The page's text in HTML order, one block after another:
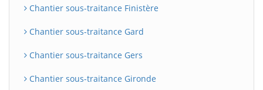
Chantier sous-traitance Finistère
Chantier sous-traitance Gard
Chantier sous-traitance Gers
Chantier sous-traitance Gironde